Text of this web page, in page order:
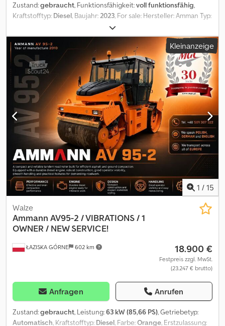
Zustand:gebraucht, Funktionsfähigkeit:voll funktionsfähig,
Kraftstofftyp: Diesel, Baujahr:2023, For sale: Hersteller: Amman Typ:
APH65/85 HA Seriennr.: 3055173 Dkedjy Tpgajpfx Anker Baujahr:
2023 Verfügbarkeit: Kurzfristig Lieferbedingungen: EXW 33415
Verl, Deutschland
Kleinanzeige
1 / 15
ŁAZISKA GÓRNE 602 km
Walze
Ammann AV95-2 / VIBRATIONS / 1
OWNER / NEW SERVICE!
18.900 €
Festpreis zzgl. MwSt.
(23.247 € brutto)
Anfragen Anrufen
Zustand:gebraucht, Leistung:63 kW (85,66 PS), Getriebetyp:
Automatisch, Kraftstofftyp: Diesel, Farbe:Orange, Erstzulassung: